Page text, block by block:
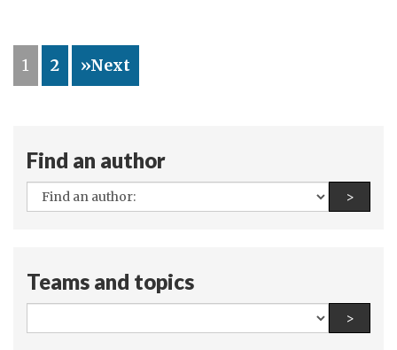
Quốc
hội
1 2 »Next
Find an author
All
authors:
>Find
Teams and topics
All
teams
>Find